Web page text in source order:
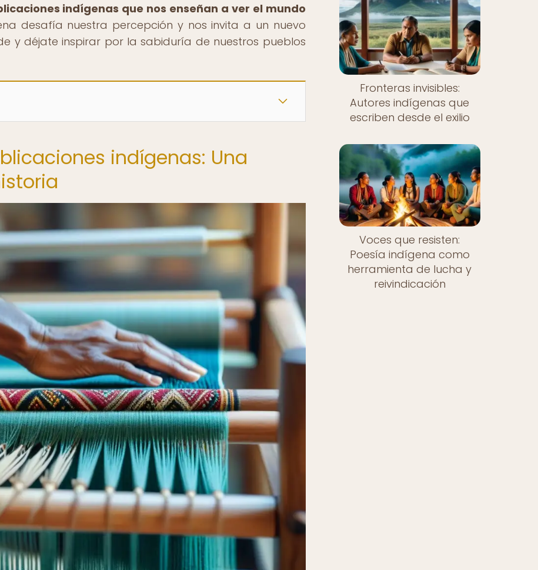
indígenas que nos enseñan a ver el mundo
desafía nuestra percepción y nos invita a un nuevo
y déjate inspirar por la sabiduría de nuestros pueblos
indígenas: Una
Fronteras invisibles:
Autores indígenas que
escriben desde el exilio
Voces que resisten:
Poesía indígena como
herramienta de lucha y
reivindicación